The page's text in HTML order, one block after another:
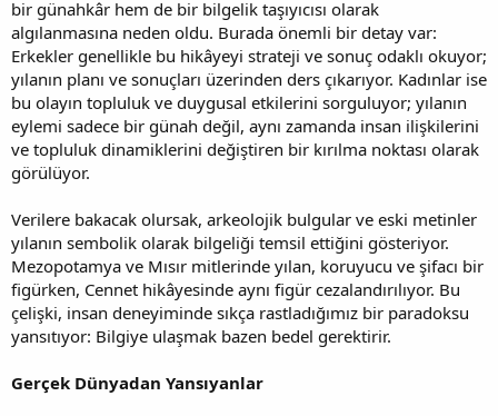
bir günahkâr hem de bir bilgelik taşıyıcısı olarak
algılanmasına neden oldu. Burada önemli bir detay var:
Erkekler genellikle bu hikâyeyi strateji ve sonuç odaklı okuyor;
yılanın planı ve sonuçları üzerinden ders çıkarıyor. Kadınlar ise
bu olayın topluluk ve duygusal etkilerini sorguluyor; yılanın
eylemi sadece bir günah değil, aynı zamanda insan ilişkilerini
ve topluluk dinamiklerini değiştiren bir kırılma noktası olarak
görülüyor.
Verilere bakacak olursak, arkeolojik bulgular ve eski metinler
yılanın sembolik olarak bilgeliği temsil ettiğini gösteriyor.
Mezopotamya ve Mısır mitlerinde yılan, koruyucu ve şifacı bir
figürken, Cennet hikâyesinde aynı figür cezalandırılıyor. Bu
çelişki, insan deneyiminde sıkça rastladığımız bir paradoksu
yansıtıyor: Bilgiye ulaşmak bazen bedel gerektirir.
Gerçek Dünyadan Yansıyanlar